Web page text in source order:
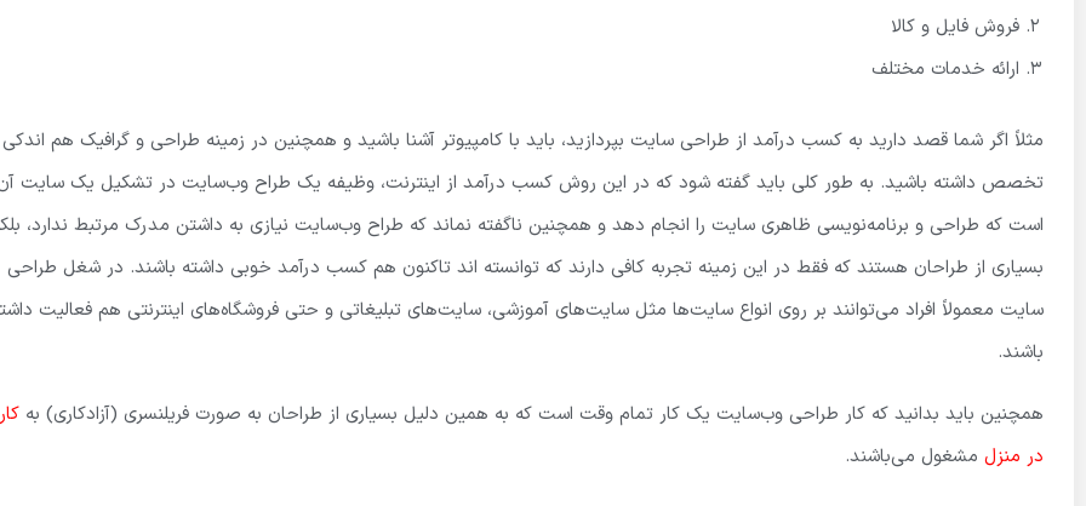
فروش فایل و کالا
ارائه خدمات مختلف
مثلاً اگر شما قصد دارید به کسب درآمد از طراحی سایت بپردازید، باید با کامپیوتر آشنا باشید و همچنین در زمینه طراحی و گرافیک هم اندکی
تخصص داشته باشید. به طور کلی باید گفته شود که در این روش کسب درآمد از اینترنت، وظیفه یک طراح وب‌سایت در تشکیل یک سایت
است که طراحی و برنامه‌نویسی ظاهری سایت را انجام دهد و همچنین ناگفته نماند که طراح وب‌سایت نیازی به داشتن مدرک مرتبط ندارد،
بسیاری از طراحان هستند که فقط در این زمینه تجربه کافی دارند که توانسته اند تاکنون هم کسب درآمد خوبی داشته باشند. در شغل طراحی
سایت معمولاً افراد می‌توانند بر روی انواع سایت‌ها مثل سایت‌های آموزشی، سایت‌های تبلیغاتی و حتی فروشگاه‌های اینترنتی هم فعالیت
باشند.
همچنین باید بدانید که کار طراحی وب‌سایت یک کار تمام وقت است که به همین دلیل بسیاری از طراحان به صورت فریلنسری (آزادکاری) به کار
در منزل مشغول می‌باشند.